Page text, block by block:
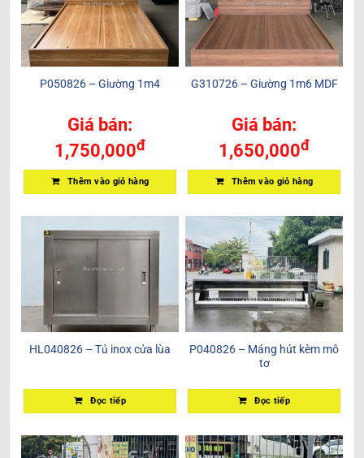
P050826 – Giường 1m4
Giá bán:
1,750,000đ
Thêm vào giỏ hàng
G310726 – Giường 1m6 MDF
Giá bán:
1,650,000đ
Thêm vào giỏ hàng
HL040826 – Tủ inox cửa lùa
Đọc tiếp
P040826 – Máng hút kèm mô
tơ
Đọc tiếp